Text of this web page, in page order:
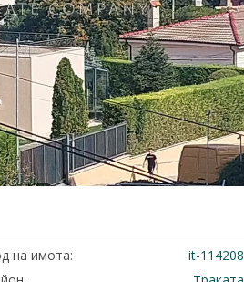
на имота:
it-114208